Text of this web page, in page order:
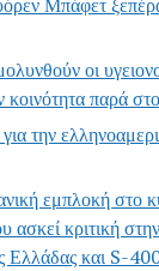
οι
κοινότητα παρά
την
εμπλοκή στο
ασκεί κριτική
Ελλάδας και S-